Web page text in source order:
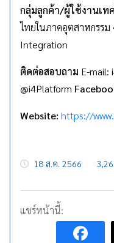
กลุ่มลูกค้า/ผู้ใช้งานเท
ไทยในภาคอุตสาหกรรม
Integration
ติดต่อสอบถาม E-mail:
@i4Platform
Website: https://
18 ส.ค. 2566
แชร์หน้านี้: